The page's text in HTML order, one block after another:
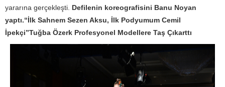
yararına gerçekleşti. Defilenin koreografisini Banu Noyan
yaptı.“İlk Sahnem Sezen Aksu, İlk Podyumum Cemil
İpekçi”Tuğba Özerk Profesyonel Modellere Taş Çıkarttı